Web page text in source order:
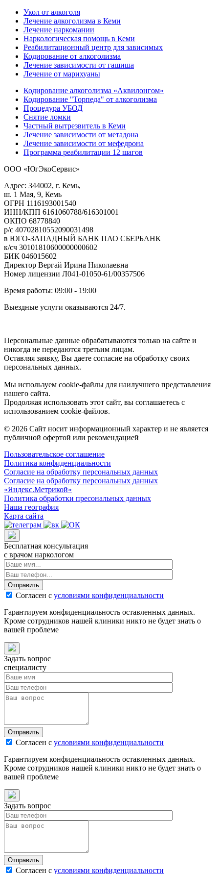
Укол от алкоголя
Лечение алкоголизма в Кеми
Лечение наркомании
Наркологическая помощь в Кеми
Реабилитационный центр для зависимых
Кодирование от алкоголизма
Лечение зависимости от гашиша
Лечение от марихуаны
Кодирование алкоголизма «Аквилонгом»
Кодирование "Торпеда" от алкоголизма
Процедура УБОД
Снятие ломки
Частный вытрезвитель в Кеми
Лечение зависимости от метадона
Лечение зависимости от мефедрона
Программа реабилитации 12 шагов
ООО «ЮгЭкоСервис»
Адрес: 344002, г. Кемь,
ш. 1 Мая, 9, Кемь
ОГРН 1116193001540
ИНН/КПП 6161060788/616301001
ОКПО 68778840
р/с 40702810552090031498
в ЮГО-ЗАПАДНЫЙ БАНК ПАО СБЕРБАНК
к/сч 30101810600000000602
БИК 046015602
Директор Вергай Ирина Николаевна
Номер лицензии Л041-01050-61/00357506
Время работы: 09:00 - 19:00
Выездные услуги оказываются 24/7.
Персональные данные обрабатываются только на сайте и
никогда не передаются третьим лицам.
Оставляя заявку, Вы даете согласие на обработку своих
персональных данных.
Мы используем cookie-файлы для наилучшего представления
нашего сайта.
Продолжая использовать этот сайт, вы соглашаетесь с
использованием cookie-файлов.
© 2026 Сайт носит информационный характер и не является
публичной офертой или рекомендацией
Пользовательское соглашение
Политика конфиденциальности
Согласие на обработку персональных данных
Согласие на обработку персональных данных
«Яндекс.Метрикой»
Политика обработки пресональных данных
Наша география
Карта сайта
Бесплатная консультация
с врачом наркологом
Отправить
Согласен с условиями конфиденциальности
Гарантируем конфиденциальность оставленных данных.
Кроме сотрудников нашей клиники никто не будет знать о
вашей проблеме
Задать вопрос
специалисту
Отправить
Согласен с условиями конфиденциальности
Гарантируем конфиденциальность оставленных данных.
Кроме сотрудников нашей клиники никто не будет знать о
вашей проблеме
Задать вопрос
Отправить
Согласен с условиями конфиденциальности